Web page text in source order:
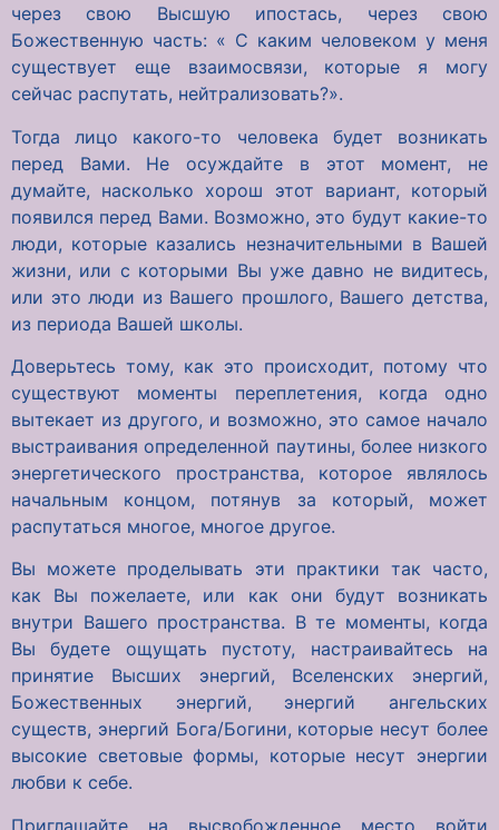
через свою Высшую ипостась, через свою
Божественную часть: « С каким человеком у меня
существует еще взаимосвязи, которые я могу
сейчас распутать, нейтрализовать?».
Тогда лицо какого-то человека будет возникать
перед Вами. Не осуждайте в этот момент, не
думайте, насколько хорош этот вариант, который
появился перед Вами. Возможно, это будут какие-то
люди, которые казались незначительными в Вашей
жизни, или с которыми Вы уже давно не видитесь,
или это люди из Вашего прошлого, Вашего детства,
из периода Вашей школы.
Доверьтесь тому, как это происходит, потому что
существуют моменты переплетения, когда одно
вытекает из другого, и возможно, это самое начало
выстраивания определенной паутины, более низкого
энергетического пространства, которое являлось
начальным концом, потянув за который, может
распутаться многое, многое другое.
Вы можете проделывать эти практики так часто,
как Вы пожелаете, или как они будут возникать
внутри Вашего пространства. В те моменты, когда
Вы будете ощущать пустоту, настраивайтесь на
принятие Высших энергий, Вселенских энергий,
Божественных энергий, энергий ангельских
существ, энергий Бога/Богини, которые несут более
высокие световые формы, которые несут энергии
любви к себе.
Приглашайте на высвобожденное место войти